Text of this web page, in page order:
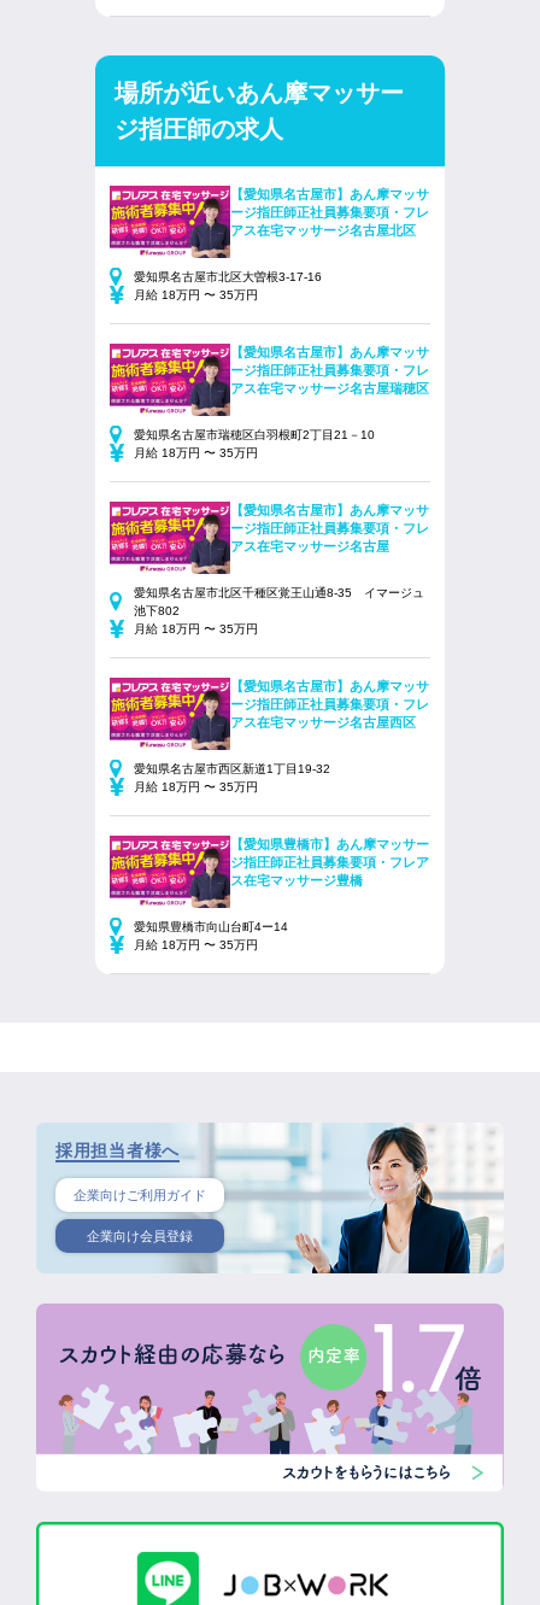
場所が近いあん摩マッサー
ジ指圧師の求人
【愛知県名古屋市】あん摩マッサ
ージ指圧師正社員募集要項・フレ
アス在宅マッサージ名古屋北区
愛知県名古屋市北区大曽根3-17-16
月給 18万円 〜 35万円
【愛知県名古屋市】あん摩マッサ
ージ指圧師正社員募集要項・フレ
アス在宅マッサージ名古屋瑞穂区
愛知県名古屋市瑞穂区白羽根町2丁目21－10
月給 18万円 〜 35万円
【愛知県名古屋市】あん摩マッサ
ージ指圧師正社員募集要項・フレ
アス在宅マッサージ名古屋
愛知県名古屋市北区千種区覚王山通8-35 イマージュ
池下802
月給 18万円 〜 35万円
【愛知県名古屋市】あん摩マッサ
ージ指圧師正社員募集要項・フレ
アス在宅マッサージ名古屋西区
愛知県名古屋市西区新道1丁目19-32
月給 18万円 〜 35万円
【愛知県豊橋市】あん摩マッサー
ジ指圧師正社員募集要項・フレア
ス在宅マッサージ豊橋
愛知県豊橋市向山台町4ー14
月給 18万円 〜 35万円
採用担当者様へ
企業向けご利用ガイド
企業向け会員登録